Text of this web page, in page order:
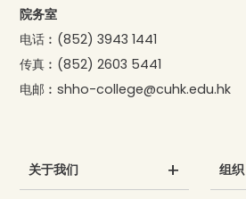
院务室
电话︰ (852) 3943 1441
传真︰ (852) 2603 5441
电邮︰shho-college@cuhk.edu.hk
关于我们 组织